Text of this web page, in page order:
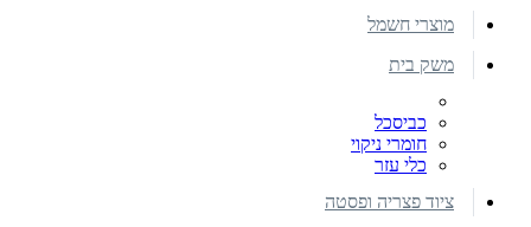
מוצרי חשמל
משק בית
כביסכל
חומרי ניקוי
כלי עזר
ציוד פצריה ופסטה